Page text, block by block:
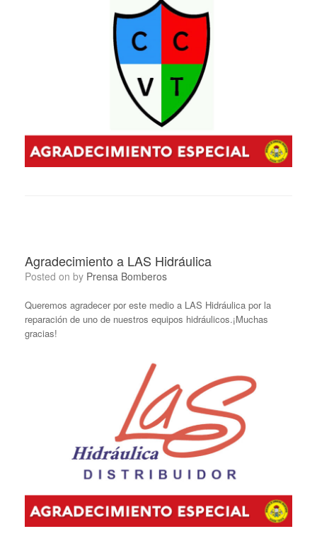
Agradecimiento a LAS Hidráulica
Posted on by Prensa Bomberos
Queremos agradecer por este medio a LAS Hidráulica por la
reparación de uno de nuestros equipos hidráulicos.¡Muchas
gracias!